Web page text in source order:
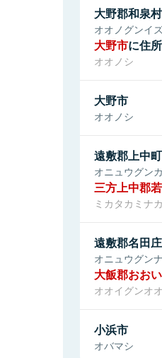
大野郡和泉村
オオノグンイ
大野市に住
オオノシ
大野市
オオノシ
遠敷郡上中町
オニュウグン
三方上中郡
ミカタカミナ
遠敷郡名田
オニュウグン
大飯郡おお
オオイグンオ
小浜市
オバマシ